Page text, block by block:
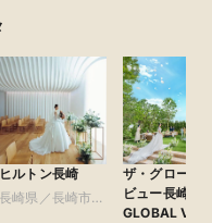
ヒルトン長崎
長崎県／長崎市・
ザ・グローバ
ビュー長崎（
GLOBAL